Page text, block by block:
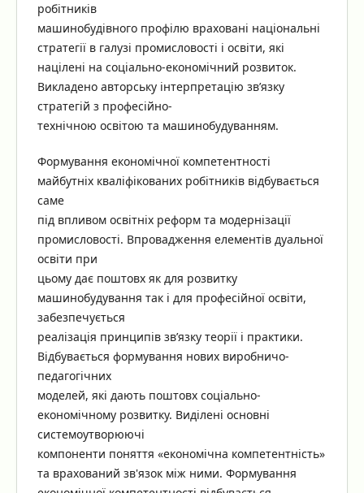
робітників
машинобудівного профілю враховані національні
стратегії в галузі промисловості і освіти, які
націлені на соціально-економічний розвиток.
Викладено авторську інтерпретацію зв’язку
стратегій з професійно-
технічною освітою та машинобудуванням.
Формування економічної компетентності
майбутніх кваліфікованих робітників відбувається
саме
під впливом освітніх реформ та модернізації
промисловості. Впровадження елементів дуальної
освіти при
цьому дає поштовх як для розвитку
машинобудування так і для професійної освіти,
забезпечується
реалізація принципів зв’язку теорії і практики.
Відбувається формування нових виробничо-
педагогічних
моделей, які дають поштовх соціально-
економічному розвитку. Виділені основні
системоутворюючі
компоненти поняття «економічна компетентність»
та врахований зв'язок між ними. Формування